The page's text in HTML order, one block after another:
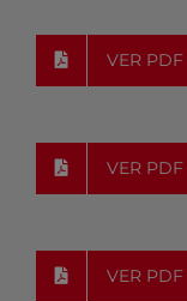
VER PDF
VER PDF
VER PDF